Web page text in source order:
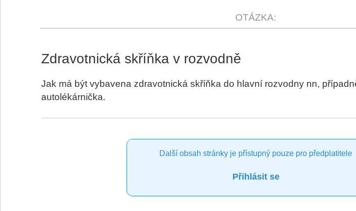
Zdravotnická skříňka v rozvodně
Jak má být vybavena zdravotnická skříňka do hlavní rozvodny nn,
autolékárnička.
Další obsah stránky je přístupný pouze pro předplatitele
Přihlásit se